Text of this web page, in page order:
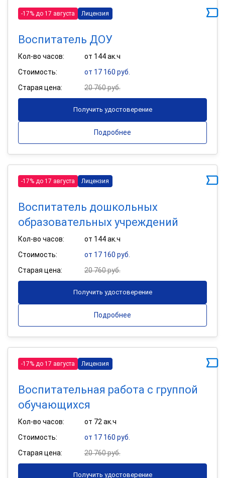
-17% до 17 августа Лицензия
Воспитатель ДОУ
Кол-во часов:
от 144 ак.ч
Стоимость:
от 17 160 руб.
Старая цена:
20 760 руб.
Получить удостоверение
Подробнее
-17% до 17 августа Лицензия
Воспитатель дошкольных
образовательных учреждений
Кол-во часов:
от 144 ак.ч
Стоимость:
от 17 160 руб.
Старая цена:
20 760 руб.
Получить удостоверение
Подробнее
-17% до 17 августа Лицензия
Воспитательная работа с группой
обучающихся
Кол-во часов:
от 72 ак.ч
Стоимость:
от 17 160 руб.
Старая цена:
20 760 руб.
Получить удостоверение